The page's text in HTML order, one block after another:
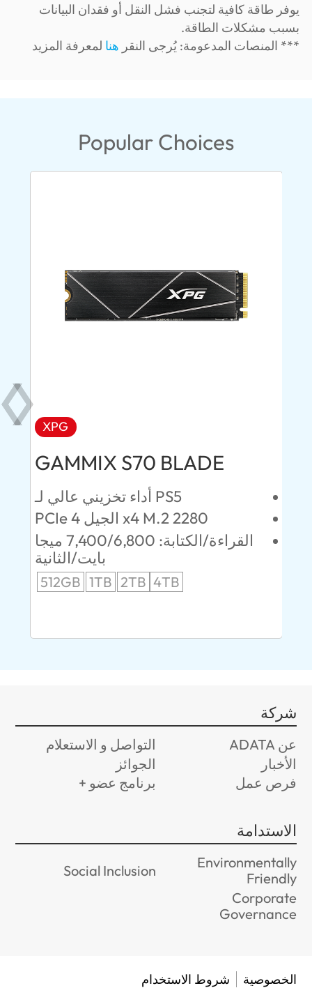
يوفر طاقة كافية لتجنب فشل النقل أو فقدان البيانات
بسبب مشكلات الطاقة.
*** المنصات المدعومة: يُرجى النقر هنا لمعرفة المزيد
Popular Choices
XPG
GAMMIX S70 BLADE
أداء تخزيني عالي لـ PS5
PCIe الجيل 4 x4 M.2 2280
القراءة/الكتابة: 7,400/6,800 ميجا
بايت/الثانية
512GB 1TB 2TB 4TB
شركة
عن ADATA
التواصل و الاستعلام
الأخبار
الجوائز
فرص عمل
برنامج عضو +
الاستدامة
Environmentally
Friendly
Social Inclusion
Corporate
Governance
الخصوصية شروط الاستخدام